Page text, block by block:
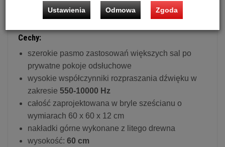
pomieszczeniu, co przekłada się na poprawę głębi
sceny i przestrzenności dźwięku.
Cechy:
szerokie pasmo zastosowań większych sal po
prywatne pokoje odsłuchowe
wysokie współczynniki rozpraszania dźwięku w
zakresie 550-10000 Hz
całość zaprojektowana w bryle sześcianu o
wymiarach 60 x 60 x 12 cm
nakładki górne wykonane z litego drewna
wysokość: 60 cm
Ustawienia Odmowa Zgoda